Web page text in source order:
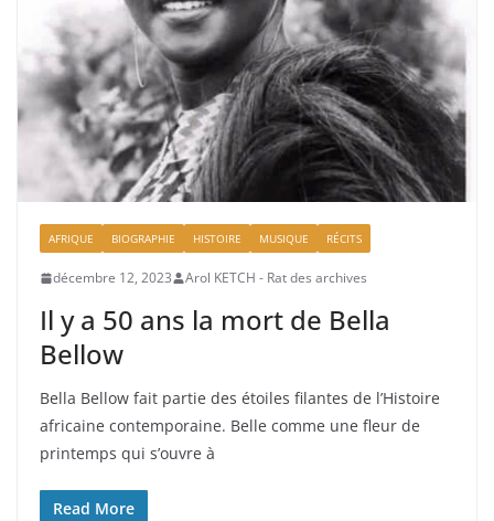
AFRIQUE BIOGRAPHIE HISTOIRE MUSIQUE RÉCITS
décembre 12, 2023 Arol KETCH - Rat des archives
Il y a 50 ans la mort de Bella
Bellow
Bella Bellow fait partie des étoiles filantes de l’Histoire
africaine contemporaine. Belle comme une fleur de
printemps qui s’ouvre à
Read More